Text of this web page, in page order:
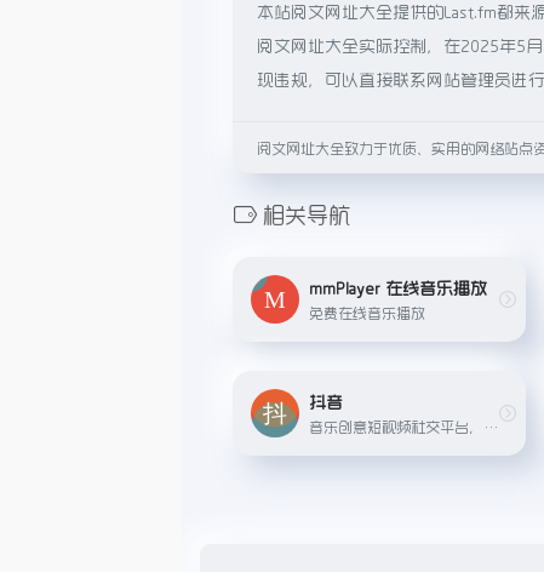
本站阅文网址大全提供的Last.fm都来
阅文网址大全实际控制，在2025年5
现违规，可以直接联系网站管理员进
阅文网址大全致力于优质、实用的网络站点
相关导航
mmPlayer 在线音乐播放
免费在线音乐播放
抖音
音乐创意短视频社交平台，用户可以使用该软件拍出属于自己的创意视频，尝试不同的视频内容，包括个人才艺、表演、舞蹈与剧情演绎，以兴趣爱好作为交友的基准。